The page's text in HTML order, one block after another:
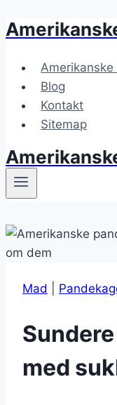
Fortsæt
indhold
Blog
Kontakt
Sitemap
Mad
med